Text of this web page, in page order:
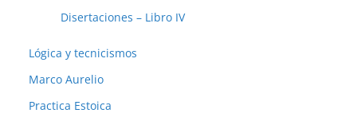
Disertaciones – Libro IV
Lógica y tecnicismos
Marco Aurelio
Practica Estoica